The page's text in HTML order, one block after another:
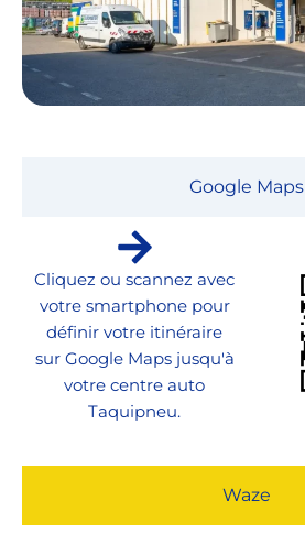
Google Maps
Waze
Cliquez ou scannez avec
votre smartphone pour
définir votre itinéraire
sur Google Maps jusqu'à
votre centre auto
Taquipneu.